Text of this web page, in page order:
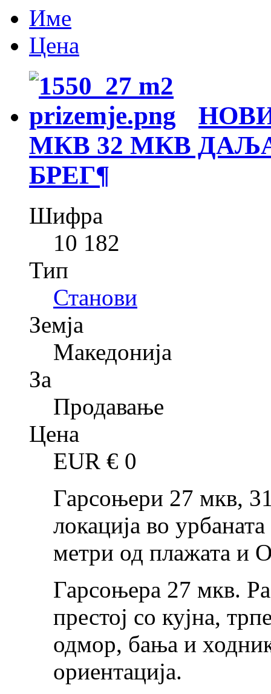
Име
Цена
МКВ 32 МКВ
БРЕГ¶
Шифра
10 182
Тип
Станови
Земја
Македонија
За
Продавање
Цена
EUR € 0
Гарсоњери 27 мкв,
локација во
метри од плажата и
Гарсоњера 27 мкв.
престој со кујна,
одмор, бања и
ориентација.